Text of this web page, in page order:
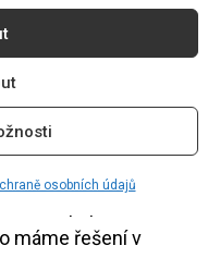
osobních údajů
vlastně pouze tuhé
přicházejí do
po použití
Tuhé krémy a
sluncem, neboť
máme řešení v